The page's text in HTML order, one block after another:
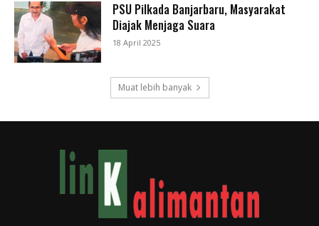
PSU Pilkada Banjarbaru, Masyarakat
Diajak Menjaga Suara
18 April 2025
Muat lebih banyak